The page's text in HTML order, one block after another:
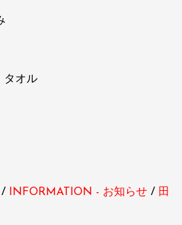
タオル
INFORMATION - お知らせ
田